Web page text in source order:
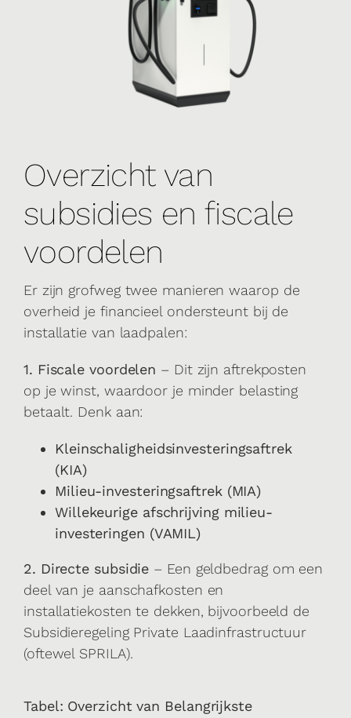
Overzicht van
subsidies en fiscale
voordelen
Er zijn grofweg twee manieren waarop de
overheid je financieel ondersteunt bij de
installatie van laadpalen:
1. Fiscale voordelen – Dit zijn aftrekposten
op je winst, waardoor je minder belasting
betaalt. Denk aan:
Kleinschaligheidsinvesteringsaftrek
(KIA)
Milieu-investeringsaftrek (MIA)
Willekeurige afschrijving milieu-
investeringen (VAMIL)
2. Directe subsidie – Een geldbedrag om een
deel van je aanschafkosten en
installatiekosten te dekken, bijvoorbeeld de
Subsidieregeling Private Laadinfrastructuur
(oftewel SPRILA).
Tabel: Overzicht van Belangrijkste